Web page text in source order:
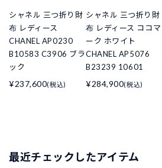
シャネル 三つ折り財
布 レディース
CHANEL AP0230
B10583 C3906 ブラ
ック
¥237,600(税込)
シャネル 三つ折り財
布 レディース ココマ
ーク ホワイト
CHANEL AP5076
B23239 10601
¥284,900(税込)
最近チェックしたアイテム